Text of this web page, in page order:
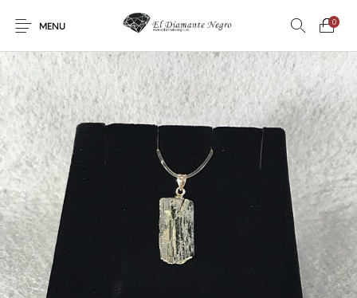
MENU
0
Novedades En oferta ! DECORACIÓN DINOSAURIOS
ESOTERISMO METEORITOS